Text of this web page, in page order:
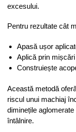
excesului.
Pentru rezultate cât
Apasă ușor
Aplică prin
Construiește
Această metodă
riscul unui machiaj
diminețile
întâlnire.